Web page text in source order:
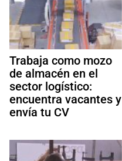
Trabaja como mozo
de almacén en el
sector logístico:
encuentra vacantes y
envía tu CV